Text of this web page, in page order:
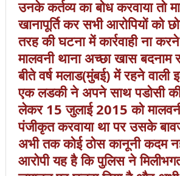
उनके कर्तव्य का बोध करवाया तो
खानापूर्ति कर सभी आरोपियों को
तरह की घटना में कार्रवाही ना
मालवनी थाना अच्छा खास बदनाम
बीते वर्ष मलाड(मुंबई) में रहने
एक लडकी ने अपने साथ पडोसी
लेकर 15 जुलाई 2015 को
पंजीकृत करवाया था पर उसके
अभी तक कोई ठोस कानूनी कदम
आरोपी यह है कि पुलिस ने